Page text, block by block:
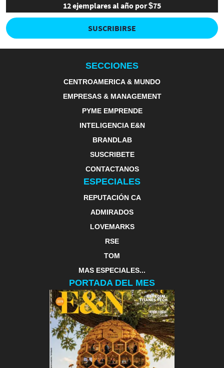
12 ejemplares al año por $75
SUSCRIBIRSE
SECCIONES
CENTROAMERICA & MUNDO
EMPRESAS & MANAGEMENT
PYME EMPRENDE
INTELIGENCIA E&N
BRANDLAB
SUSCRIBETE
CONTACTANOS
ESPECIALES
REPUTACIÓN CA
ADMIRADOS
LOVEMARKS
RSE
TOM
MAS ESPECIALES...
PORTADA DEL MES